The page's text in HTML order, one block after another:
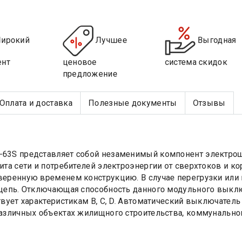
Лучшее
ценовое
предложение
Выгодная
система скидок
Оплата и доставка Полезные документы Отзывы
представляет собой незаменимый компонент
сети и потребителей электроэнергии от сверхтоков и
временем конструкцию. В случае перегрузки или
Отключающая способность данного модульного
характеристикам B, C, D. Автоматический
объектах жилищного строительства,